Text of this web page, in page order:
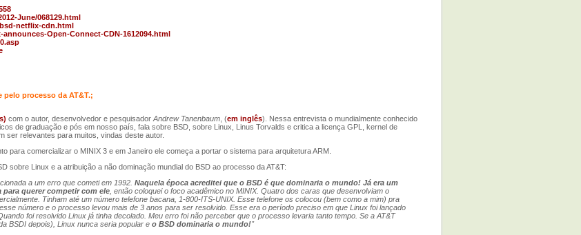
June/068129.html
netflix-cdn.html
Open-Connect-CDN-1612094.html
processo da AT&T.;
com o autor, desenvolvedor e pesquisador Andrew Tanenbaum , (em inglês). Nessa entrevista o mundialmente conhecido
de graduação e pós em nosso país, fala sobre BSD, sobre Linux, Linus Torvalds e critica a licença GPL, kernel de
ser relevantes para muitos, vindas deste autor.
para comercializar o MINIX 3 e em Janeiro ele começa a portar o sistema para arquitetura ARM.
sobre Linux e a atribuição a não dominação mundial do BSD ao processo da AT&T:
a um erro que cometi em 1992. Naquela época acreditei que o BSD é que dominaria o mundo! Já era um
para querer competir com ele , então coloquei o foco acadêmico no MINIX. Quatro dos caras que desenvolviam o
Tinham até um número telefone bacana, 1-800-ITS-UNIX. Esse telefone os colocou (bem como a mim) pra
número e o processo levou mais de 3 anos para ser resolvido. Esse era o período preciso em que Linux foi lançado
foi resolvido Linux já tinha decolado. Meu erro foi não perceber que o processo levaria tanto tempo. Se a AT&T
BSDI depois), Linux nunca seria popular e o BSD dominaria o mundo!"